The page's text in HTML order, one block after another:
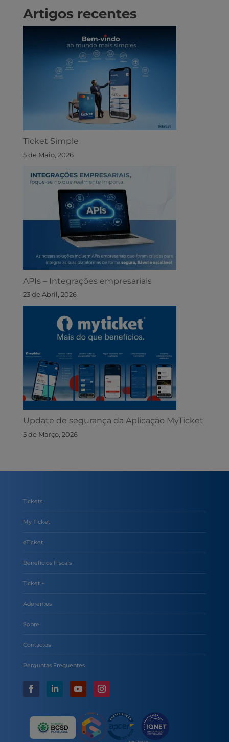
Artigos recentes
Ticket Simple
5 de Maio, 2026
APIs – Integrações empresariais
23 de Abril, 2026
Update de segurança da Aplicação MyTicket
5 de Março, 2026
Tickets
My Ticket
eTicket
Benefícios Fiscais
Ticket +
Aderentes
Sobre
Contactos
Perguntas Frequentes